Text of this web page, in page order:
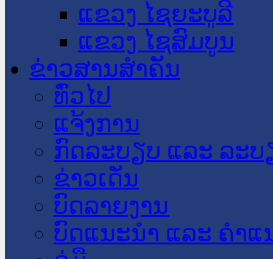
ແຂວງ ໄຊຍະບູລີ
ແຂວງ ໄຊສົມບູນ
ຂ່າວສານສໍາຄັນ
​ທົ່ວ​ໄປ
ແຈ້ງການ
ກົດລະບຽບ ແລະ ລະບ
ຂ່າວເດັ່ນ
ບົດລາຍງານ
ບົດແນະນໍາ ແລະ ຄໍາແ